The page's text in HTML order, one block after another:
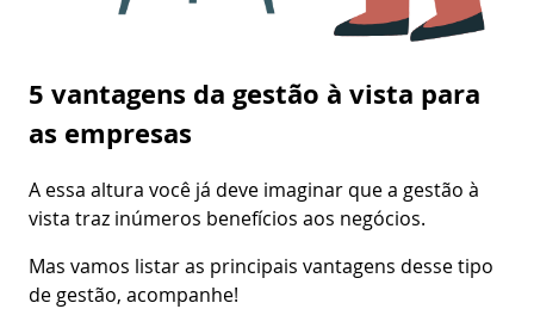
5 vantagens da gestão à vista para
as empresas
A essa altura você já deve imaginar que a gestão à
vista traz inúmeros benefícios aos negócios.
Mas vamos listar as principais vantagens desse tipo
de gestão, acompanhe!